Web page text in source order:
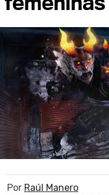
Por Raúl Manero